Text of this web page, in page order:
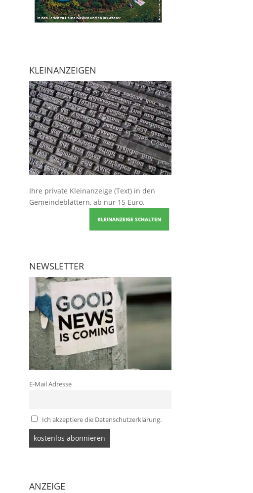
KLEINANZEIGEN
Ihre private Kleinanzeige (Text) in den
Gemeindeblättern, ab nur 15 Euro.
KLEINANZEIGE SCHALTEN
NEWSLETTER
E-Mail Adresse
Ich akzeptiere die Datenschutzerklärung.
ANZEIGE